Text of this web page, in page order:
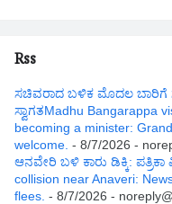
Rss
ಸಚಿವರಾದ ಬಳಿಕ ಮೊದಲ ಬಾರಿಗೆ
ಸ್ವಾಗತMadhu Bangarappa
becoming a minister: Grand
welcome. - 8/7/2026 -
ಆನವೇರಿ ಬಳಿ ಕಾರು ಡಿಕ್ಕಿ:
collision near Anaveri:
flees. - 8/7/2026 -